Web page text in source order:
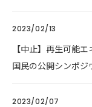
2023/02/13
【中止】再生可能
国民の公開シンポジ
2023/02/07